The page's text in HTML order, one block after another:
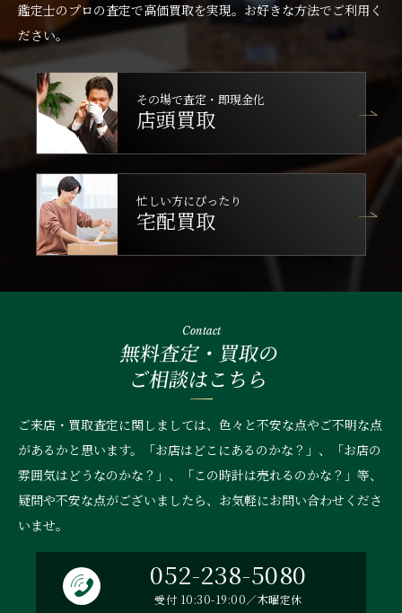
鑑定士のプロの査定で高価買取を実現。お好きな方法でご利用く
ださい。
その場で査定・即現金化
店頭買取
忙しい方にぴったり
宅配買取
Contact
無料査定・買取の
ご相談はこちら
ご来店・買取査定に関しましては、色々と不安な点やご不明な点
があるかと思います。「お店はどこにあるのかな？」、
「お店の
雰囲気はどうなのかな？」、「この時計は売れるのかな？」等、
疑問や不安な点がございましたら、お気軽にお問い合わせくださ
いませ。
052-238-5080
受付 10:30-19:00／木曜定休